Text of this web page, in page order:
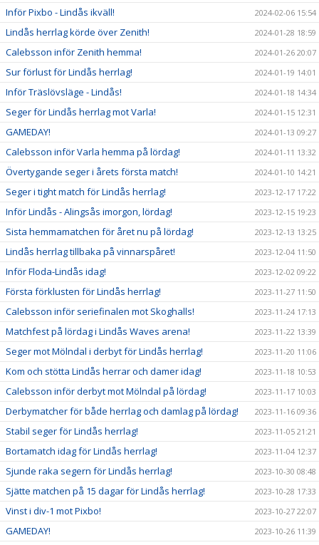
Inför Pixbo - Lindås ikväll! 2024-02-06 15:54
Lindås herrlag körde över Zenith! 2024-01-28 18:59
Calebsson inför Zenith hemma! 2024-01-26 20:07
Sur förlust för Lindås herrlag! 2024-01-19 14:01
Inför Träslövsläge - Lindås! 2024-01-18 14:34
Seger för Lindås herrlag mot Varla! 2024-01-15 12:31
GAMEDAY! 2024-01-13 09:27
Calebsson inför Varla hemma på lördag! 2024-01-11 13:32
Övertygande seger i årets första match! 2024-01-10 14:21
Seger i tight match för Lindås herrlag! 2023-12-17 17:22
Inför Lindås - Alingsås imorgon, lördag! 2023-12-15 19:23
Sista hemmamatchen för året nu på lördag! 2023-12-13 13:25
Lindås herrlag tillbaka på vinnarspåret! 2023-12-04 11:50
Inför Floda-Lindås idag! 2023-12-02 09:22
Första förklusten för Lindås herrlag! 2023-11-27 11:50
Calebsson inför seriefinalen mot Skoghalls! 2023-11-24 17:13
Matchfest på lördag i Lindås Waves arena! 2023-11-22 13:39
Seger mot Mölndal i derbyt för Lindås herrlag! 2023-11-20 11:06
Kom och stötta Lindås herrar och damer idag! 2023-11-18 10:53
Calebsson inför derbyt mot Mölndal på lördag! 2023-11-17 10:03
Derbymatcher för både herrlag och damlag på lördag! 2023-11-16 09:36
Stabil seger för Lindås herrlag! 2023-11-05 21:21
Bortamatch idag för Lindås herrlag! 2023-11-04 12:37
Sjunde raka segern för Lindås herrlag! 2023-10-30 08:48
Sjätte matchen på 15 dagar för Lindås herrlag! 2023-10-28 17:33
Vinst i div-1 mot Pixbo! 2023-10-27 22:07
GAMEDAY! 2023-10-26 11:39